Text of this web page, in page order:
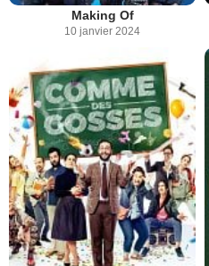
Making Of
10 janvier 2024